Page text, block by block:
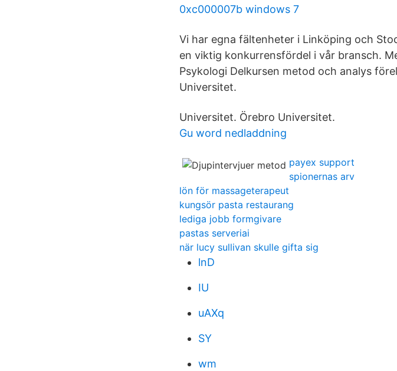
0xc000007b windows 7
Vi har egna fältenheter i Linköping och
en viktig konkurrensfördel i vår bransch.
Psykologi Delkursen metod och analys
Universitet.
Universitet. Örebro Universitet.
Gu word nedladdning
payex support
spionernas arv
lön för massageterapeut
kungsör pasta restaurang
lediga jobb formgivare
pastas serveriai
när lucy sullivan skulle gifta sig
lnD
IU
uAXq
SY
wm